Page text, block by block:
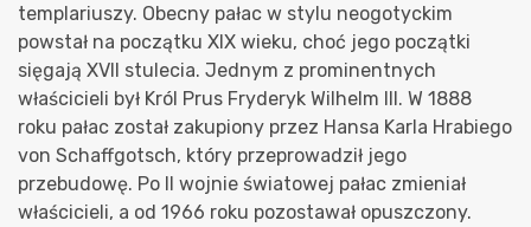
templariuszy. Obecny pałac w stylu neogotyckim
powstał na początku XIX wieku, choć jego początki
sięgają XVII stulecia. Jednym z prominentnych
właścicieli był Król Prus Fryderyk Wilhelm III. W 1888
roku pałac został zakupiony przez Hansa Karla Hrabiego
von Schaffgotsch, który przeprowadził jego
przebudowę. Po II wojnie światowej pałac zmieniał
właścicieli, a od 1966 roku pozostawał opuszczony.